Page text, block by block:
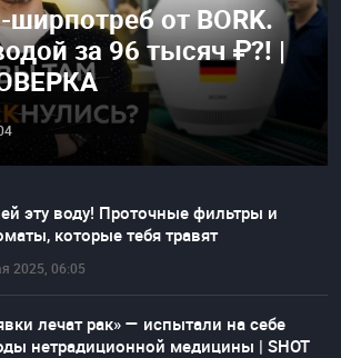
от BORK.
за 96 тысяч ₽?! |
эту воду! Проточные фильтры и
которые тебя травят
2025, 06:05
лечат рак» — испытали на себе
нетрадиционной медицины | SHOT